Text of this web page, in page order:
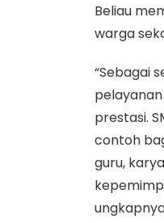
Beliau
warga
“Sebagai
prestasi.
contoh
guru,